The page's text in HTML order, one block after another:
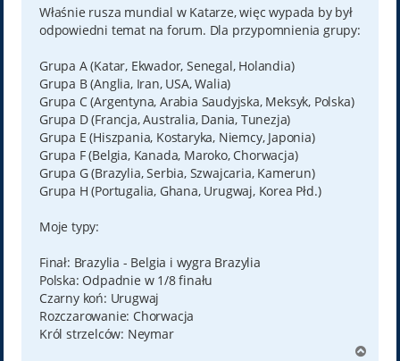
t
Właśnie rusza mundial w Katarze, więc wypada by był
odpowiedni temat na forum. Dla przypomnienia grupy:
Grupa A (Katar, Ekwador, Senegal, Holandia)
Grupa B (Anglia, Iran, USA, Walia)
Grupa C (Argentyna, Arabia Saudyjska, Meksyk, Polska)
Grupa D (Francja, Australia, Dania, Tunezja)
Grupa E (Hiszpania, Kostaryka, Niemcy, Japonia)
Grupa F (Belgia, Kanada, Maroko, Chorwacja)
Grupa G (Brazylia, Serbia, Szwajcaria, Kamerun)
Grupa H (Portugalia, Ghana, Urugwaj, Korea Płd.)
Moje typy:
Finał: Brazylia - Belgia i wygra Brazylia
Polska: Odpadnie w 1/8 finału
Czarny koń: Urugwaj
Rozczarowanie: Chorwacja
Król strzelców: Neymar